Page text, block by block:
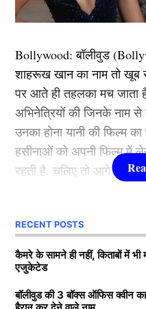
दरअसल चैंपियंस ट्रॉफी
बेसब्री से इंतजार कर रहे
मानना है कि इस महा मुकाबले
शुभमन गिल पाक टीम की
माना जा रहा है क्योंकि गिल
उन्होंने बांग्लादेश के खिलाफ
करते हुए जबरदस्त शतक जड़ा
वाले मैच में भी मैन ऑफ द मैच
यह भी पढ़ें:
का ऐलान, गंभीर ने अपने फेवरेट
Bollywood:बॉलीवुड (
शाहरूख खान का नाम तो खूब
पर आते ही तहलका मच
अभिनेत्रियों की जिनके नाम
उनका होना यानी की फिल्म
हसीनाओं को अपनी फिल्म में
रहती है. चलिए तो आगे
1.दीपिका पादुकोण
Padukone)
RECENT POSTS
कैमरे के सामने ही नहीं, किताबों में
एजुकेटेड
बॉलीवुड की 3 बॉक्स ऑफिस क्वीन